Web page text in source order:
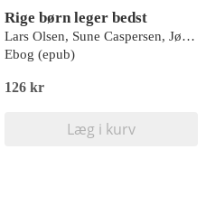
Rige børn leger bedst
Lars Olsen, Sune Caspersen, Jørgen Goul Andersen, Lars Andersen, Niels Ploug
Ebog (epub)
126 kr
Læg i kurv